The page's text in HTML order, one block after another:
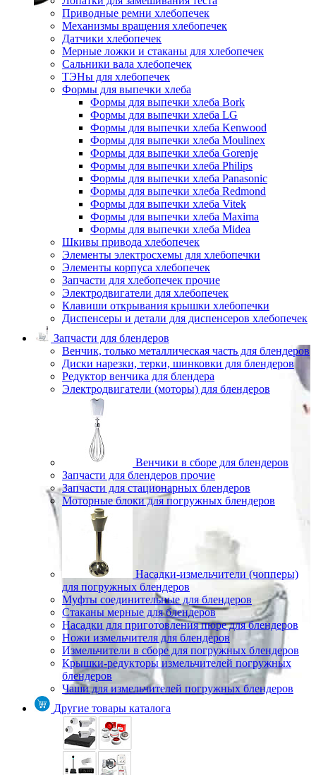
Приводные ремни хлебопечек
Механизмы вращения хлебопечек
Датчики хлебопечек
Мерные ложки и стаканы для хлебопечек
Сальники вала хлебопечек
ТЭНы для хлебопечек
Формы для выпечки хлеба
Формы для выпечки хлеба Bork
Формы для выпечки хлеба LG
Формы для выпечки хлеба Kenwood
Формы для выпечки хлеба Moulinex
Формы для выпечки хлеба Gorenje
Формы для выпечки хлеба Philips
Формы для выпечки хлеба Panasonic
Формы для выпечки хлеба Redmond
Формы для выпечки хлеба Vitek
Формы для выпечки хлеба Maxima
Формы для выпечки хлеба Midea
Шкивы привода хлебопечек
Элементы электросхемы для хлебопечки
Элементы корпуса хлебопечек
Запчасти для хлебопечек прочие
Электродвигатели для хлебопечек
Клавиши открывания крышки хлебопечки
Диспенсеры и детали для диспенсеров хлебопечек
Запчасти для блендеров
Венчик, только металлическая часть для блендеров
Диски нарезки, терки, шинковки для блендеров
Редуктор венчика для блендера
Электродвигатели (моторы) для блендеров
Венчики в сборе для блендеров
Запчасти для блендеров прочие
Запчасти для стационарных блендеров
Моторные блоки для погружных блендеров
Насадки-измельчители (чопперы)
для погружных блендеров
Муфты соединительные для блендеров
Стаканы мерные для блендеров
Насадки для приготовления пюре для блендеров
Ножи измельчителя для блендеров
Измельчители в сборе для погружных блендеров
Крышки-редукторы измельчителей погружных
блендеров
Чаши для измельчителей погружных блендеров
Другие товары каталога